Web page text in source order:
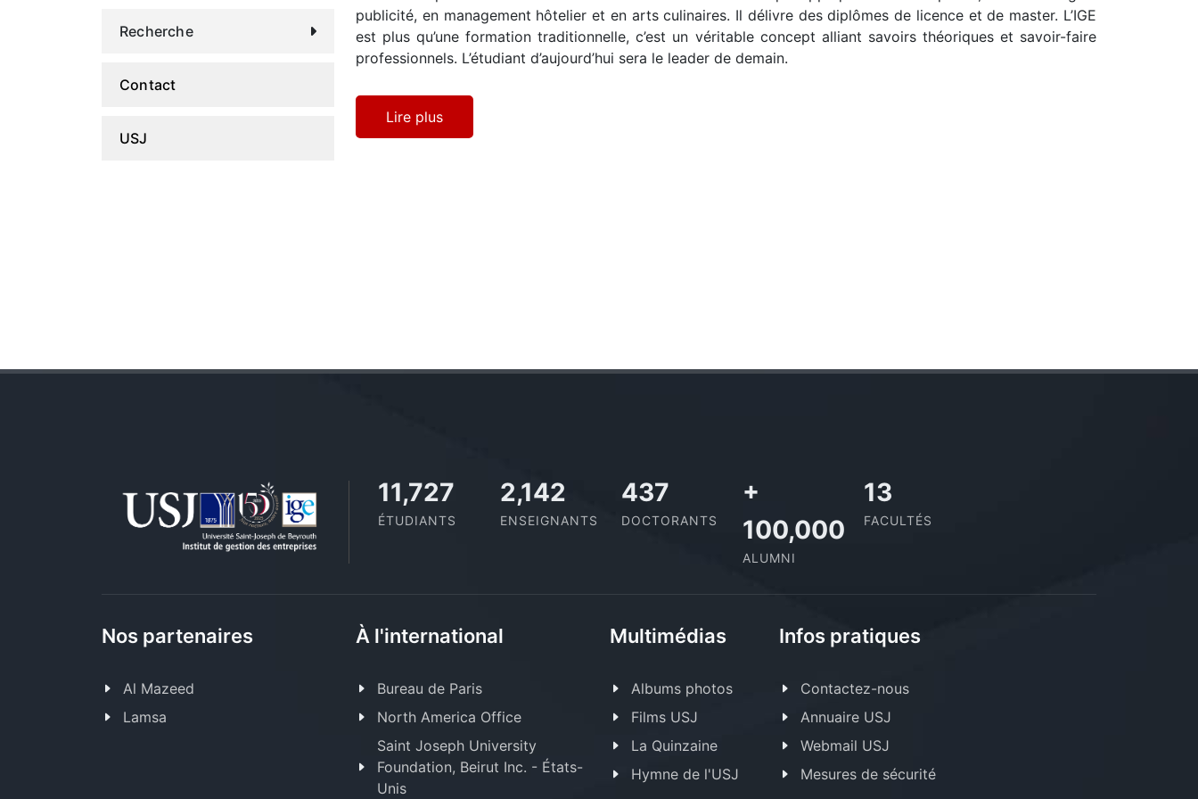
Recherche
Contact
USJ
publicité, en management hôtelier et en arts culinaires. Il délivre des diplômes de licence et de master. L’IGE
est plus qu’une formation traditionnelle, c’est un véritable concept alliant savoirs théoriques et savoir-faire
professionnels. L’étudiant d’aujourd’hui sera le leader de demain.
Lire plus
11,727
ÉTUDIANTS
2,142
ENSEIGNANTS
437
DOCTORANTS
+
100,000
ALUMNI
13
FACULTÉS
Nos partenaires
Al Mazeed
Lamsa
À l'international
Bureau de Paris
North America Office
Saint Joseph University
Foundation, Beirut Inc. - États-
Unis
Multimédias
Albums photos
Films USJ
La Quinzaine
Hymne de l'USJ
Infos pratiques
Contactez-nous
Annuaire USJ
Webmail USJ
Mesures de sécurité